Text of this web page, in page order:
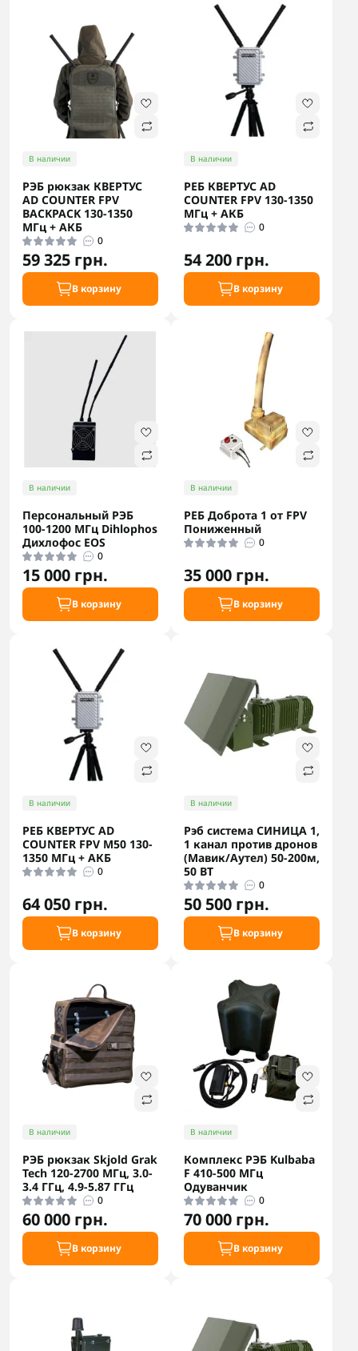
В наличии
РЭБ рюкзак КВЕРТУС
AD COUNTER FPV
BACKPACK 130-1350
МГц + АКБ
0
59 325 грн.
В корзину
В наличии
РЕБ КВЕРТУС AD
COUNTER FPV 130-1350
МГц + АКБ
0
54 200 грн.
В корзину
В наличии
Персональный РЭБ
100-1200 МГц Dihlophos
Дихлофос EOS
0
15 000 грн.
В корзину
В наличии
РЕБ Доброта 1 от FPV
Пониженный
0
35 000 грн.
В корзину
В наличии
РЕБ КВЕРТУС AD
COUNTER FPV М50 130-
1350 МГц + АКБ
0
64 050 грн.
В корзину
В наличии
Рэб система СИНИЦА 1,
1 канал против дронов
(Мавик/Аутел) 50-200м,
50 ВТ
0
50 500 грн.
В корзину
В наличии
РЭБ рюкзак Skjold Grak
Tech 120-2700 МГц, 3.0-
3.4 ГГц, 4.9-5.87 ГГц
0
60 000 грн.
В корзину
В наличии
Комплекс РЭБ Kulbaba
F 410-500 МГц
Одуванчик
0
70 000 грн.
В корзину